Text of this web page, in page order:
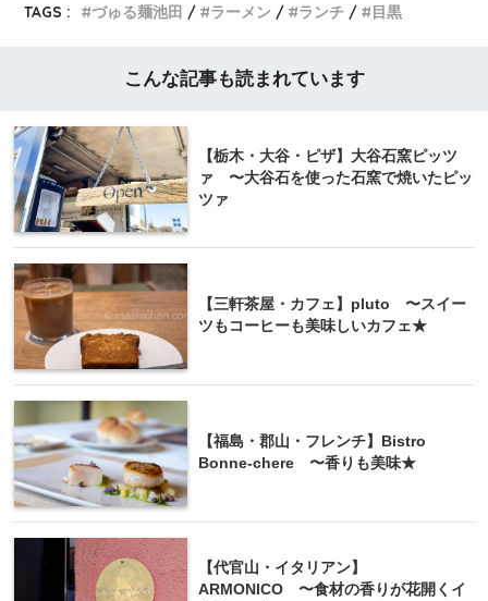
TAGS :
づゅる麺池田 ラーメン ランチ 目黒
こんな記事も読まれています
【栃木・大谷・ピザ】大谷石窯ピッツ
ァ 〜大谷石を使った石窯で焼いたピッ
ツァ
【三軒茶屋・カフェ】pluto 〜スイー
ツもコーヒーも美味しいカフェ★
【福島・郡山・フレンチ】Bistro
Bonne-chere 〜香りも美味★
【代官山・イタリアン】
ARMONICO 〜食材の香りが花開くイ